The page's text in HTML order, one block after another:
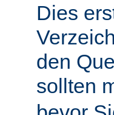
Dies
den
sollten